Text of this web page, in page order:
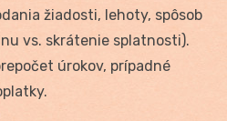
žiadosti, lehoty, spôsob
vs. skrátenie splatnosti).
úrokov, prípadné